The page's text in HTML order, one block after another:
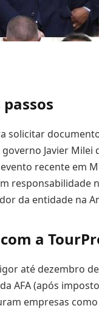
solicitar
Javier Milei
recente em
responsabilidade
da entidade na
a
até dezembro
AFA (após
empresas como